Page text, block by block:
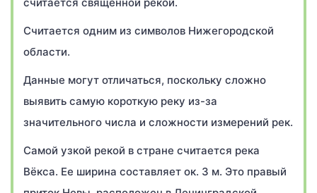
Считается одним из символов Нижегородской
области.
Данные могут отличаться, поскольку сложно
выявить самую короткую реку из-за
значительного числа и сложности измерений рек.
Самой узкой рекой в стране считается река
Вёкса. Ее ширина составляет ок. 3 м. Это правый